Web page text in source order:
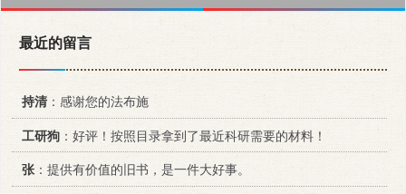
最近的留言
持清 ：感谢您的法布施
工研狗 ：好评！按照目录拿到了最近科研需要的材料！
张：提供有价值的旧书，是一件大好事。